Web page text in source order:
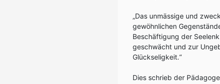
„Das unmässige und
gewöhnlichen
Beschäftigung der
geschwächt und zur
Glückseligkeit.“
Dies schrieb der